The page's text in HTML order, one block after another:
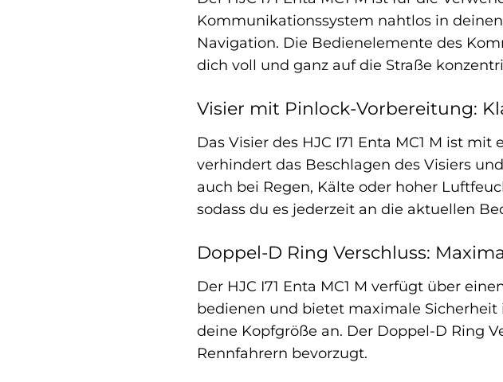
Kommunikationssystem nahtlos in
Navigation. Die Bedienelemente des
dich voll und ganz auf die Straße
Visier mit Pinlock-Vorbereitung:
Das Visier des HJC I71 Enta MC1 M ist
verhindert das Beschlagen des Visiers
auch bei Regen, Kälte oder hoher
sodass du es jederzeit an die aktuellen
Doppel-D Ring Verschluss:
Der HJC I71 Enta MC1 M verfügt über
bedienen und bietet maximale Sicherheit
deine Kopfgröße an. Der Doppel-D Ring
Rennfahrern bevorzugt.